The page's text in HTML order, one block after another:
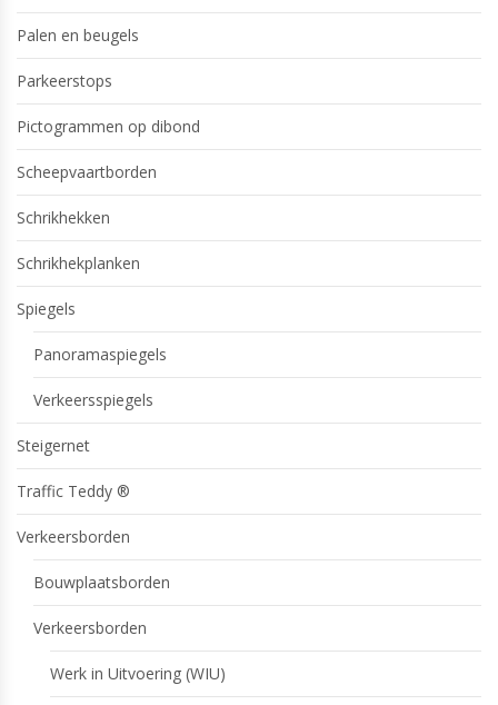
Palen en beugels
Parkeerstops
Pictogrammen op dibond
Scheepvaartborden
Schrikhekken
Schrikhekplanken
Spiegels
Panoramaspiegels
Verkeersspiegels
Steigernet
Traffic Teddy ®
Verkeersborden
Bouwplaatsborden
Verkeersborden
Werk in Uitvoering (WIU)